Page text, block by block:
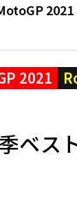
2021
2021
ベス